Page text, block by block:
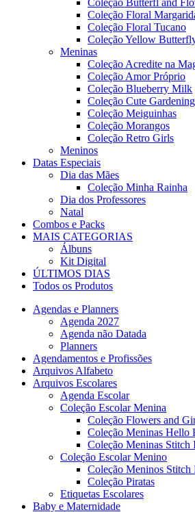
Coleção Butterfl and
Coleção Floral
Coleção Floral Tucano
Coleção Yellow
Meninas
Coleção Acredite na
Coleção Amor Próprio
Coleção Blueberry Milk
Coleção Cute
Coleção Meiguinhas
Coleção Morangos
Coleção Retro Girls
Meninos
Datas Especiais
Dia das Mães
Coleção Minha Rainha
Dia dos Professores
Natal
Combos e Packs
MAIS CATEGORIAS
Álbuns
Kit Digital
ÚLTIMOS DIAS
Todos os Produtos
Agendas e Planners
Agenda 2027
Agenda não Datada
Planners
Agendamentos e Profissões
Arquivos Alfabeto
Arquivos Escolares
Agenda Escolar
Coleção Escolar Menina
Coleção Flowers and
Coleção Meninas Hello
Coleção Meninas Stitch
Coleção Escolar Menino
Coleção Meninos Stitch
Coleção Piratas
Etiquetas Escolares
Baby e Maternidade